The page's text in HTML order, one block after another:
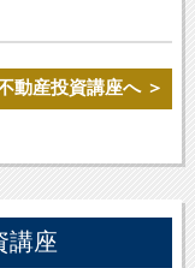
動産投資講座へ ＞
講座